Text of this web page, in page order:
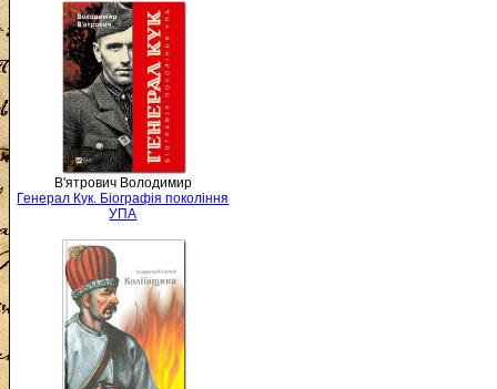
В'ятрович Володимир
Генерал Кук. Біографія покоління
УПА